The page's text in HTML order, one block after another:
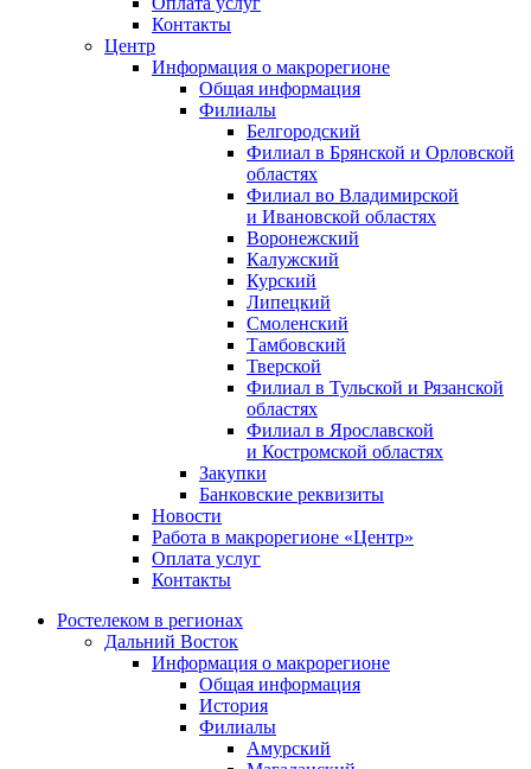
Контакты
Центр
Информация о макрорегионе
Общая информация
Филиалы
Белгородский
Филиал в Брянской и Орловской
областях
Филиал во Владимирской
и Ивановской областях
Воронежский
Калужский
Курский
Липецкий
Смоленский
Тамбовский
Тверской
Филиал в Тульской и Рязанской
областях
Филиал в Ярославской
и Костромской областях
Закупки
Банковские реквизиты
Новости
Работа в макрорегионе «Центр»
Оплата услуг
Контакты
Ростелеком в регионах
Дальний Восток
Информация о макрорегионе
Общая информация
История
Филиалы
Амурский